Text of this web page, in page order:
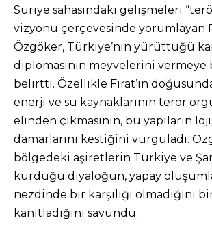
Suriye sahasındaki gelişmeleri
vizyonu çerçevesinde yorumlayan
Özgöker, Türkiye’nin yürüttüğü
diplomasinin meyvelerini vermeye
belirtti. Özellikle Fırat’ın
enerji ve su kaynaklarının terör
elinden çıkmasının, bu yapıların
damarlarını kestiğini vurguladı.
bölgedeki aşiretlerin Türkiye ve
kurduğu diyaloğun, yapay
nezdinde bir karşılığı olmadığını
kanıtladığını savundu.